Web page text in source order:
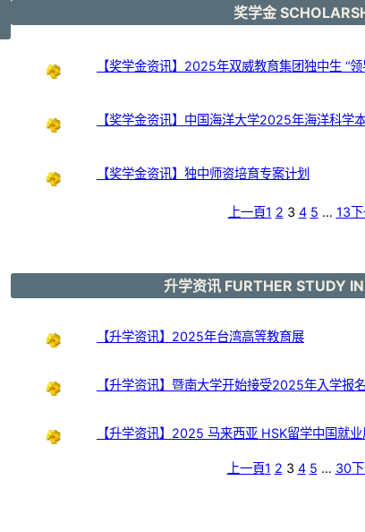
奖学金
【奖学金资讯】2025年双威教育集团独中生 “
【奖学金资讯】中国海洋大学2025年海洋科学
【奖学金资讯】独中师资培育专案计划
上一頁1 2 3 4 5 … 13
升学资讯 FURTHER STUDY
【升学资讯】2025年台湾高等教育展
【升学资讯】暨南大学开始接受2025年入学报名
【升学资讯】2025 马来西亚 HSK留学中国就业
上一頁1 2 3 4 5 … 30